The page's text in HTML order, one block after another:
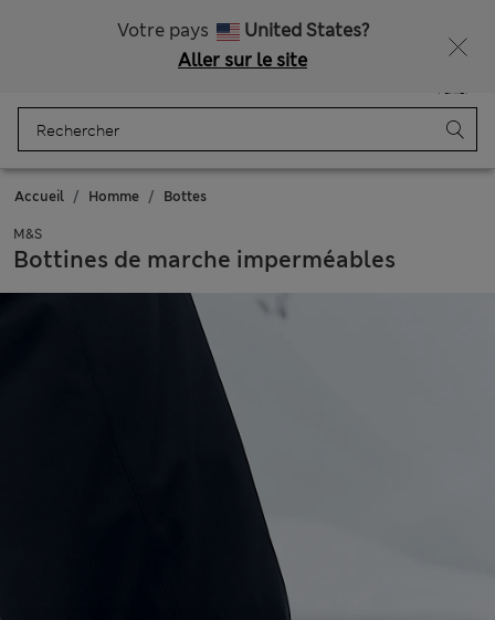
Votre pays
United States?
Aller sur le site
Panier
Accueil Homme Bottes
M&S
Bottines de marche imperméables